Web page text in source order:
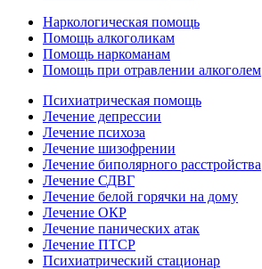
Наркологическая помощь
Помощь алкоголикам
Помощь наркоманам
Помощь при отравлении алкоголем
Психиатрическая помощь
Лечение депрессии
Лечение психоза
Лечение шизофрении
Лечение биполярного расстройства
Лечение СДВГ
Лечение белой горячки на дому
Лечение ОКР
Лечение панических атак
Лечение ПТСР
Психиатрический стационар